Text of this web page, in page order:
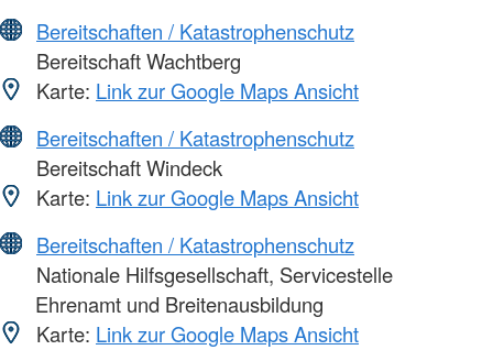
Bereitschaften / Katastrophenschutz
Bereitschaft Wachtberg
Karte: Link zur Google Maps Ansicht
Bereitschaften / Katastrophenschutz
Bereitschaft Windeck
Karte: Link zur Google Maps Ansicht
Bereitschaften / Katastrophenschutz
Nationale Hilfsgesellschaft, Servicestelle
Ehrenamt und Breitenausbildung
Karte: Link zur Google Maps Ansicht